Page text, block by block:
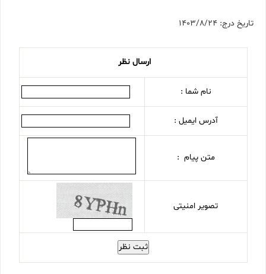
تاریخ درج: 1403/8/24
ارسال نظر
نام شما :
آدرس ایمیل :
متن پیام :
تصویر امنیتی
ثبت نظر